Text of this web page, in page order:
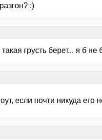
:)
грусть берет... я б
если почти никуда